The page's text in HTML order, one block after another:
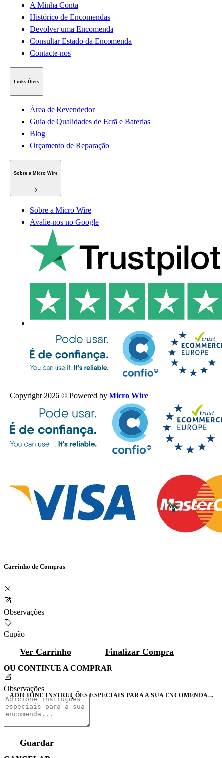
A Minha Conta
Histórico de Encomendas
Devolver uma Encomenda
Consultar Estado da Encomenda
Contacte-nos
Links Úteis
Área de Revendedor
Guia de Qualidades de Ecrã e Baterias
Blog
Orçamento de Reparação
Sobre a Micro Wire
Sobre a Micro Wire
Avalie-nos no Google
Copyright 2026 © Powered by Micro Wire
Carrinho de Compras
Observações
Cupão
Ver Carrinho Finalizar Compra
OU CONTINUE A COMPRAR
Observações
ADICIONE INSTRUÇÕES ESPECIAIS PARA A SUA ENCOMENDA...
Guardar